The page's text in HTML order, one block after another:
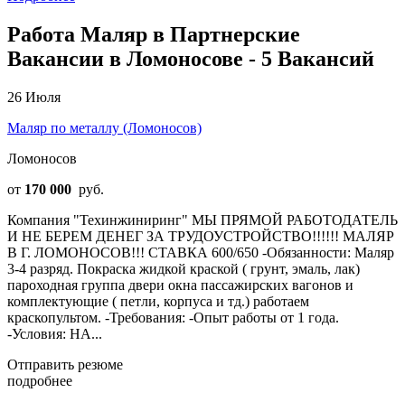
Работа Маляр в Партнерские
Вакансии в Ломоносове - 5 Вакансий
26 Июля
Маляр по металлу (Ломоносов)
Ломоносов
от 170 000 руб.
Компания "Техинжиниринг" МЫ ПРЯМОЙ РАБОТОДАТЕЛЬ
И НЕ БЕРЕМ ДЕНЕГ ЗА ТРУДОУСТРОЙСТВО!!!!!! МАЛЯР
В Г. ЛОМОНОСОВ!!! СТАВКА 600/650 -Обязанности: Маляр
3-4 разряд. Покраска жидкой краской ( грунт, эмаль, лак)
пароходная группа двери окна пассажирских вагонов и
комплектующие ( петли, корпуса и тд.) работаем
краскопультом. -Требования: -Опыт работы от 1 года.
-Условия: НА...
Отправить резюме
подробнее